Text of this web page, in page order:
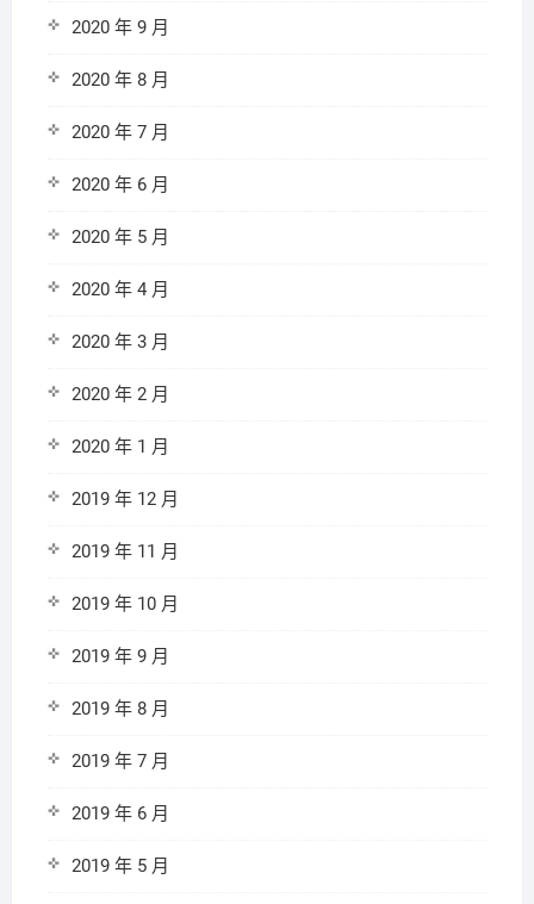
2020 年 9 月
2020 年 8 月
2020 年 7 月
2020 年 6 月
2020 年 5 月
2020 年 4 月
2020 年 3 月
2020 年 2 月
2020 年 1 月
2019 年 12 月
2019 年 11 月
2019 年 10 月
2019 年 9 月
2019 年 8 月
2019 年 7 月
2019 年 6 月
2019 年 5 月